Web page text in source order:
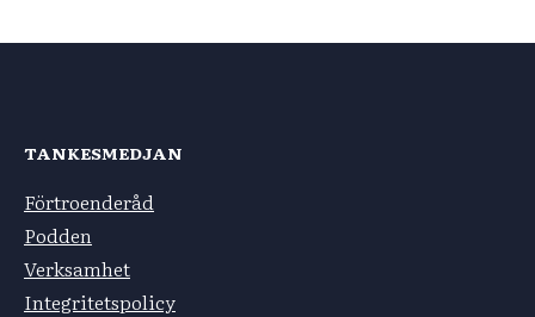
TANKESMEDJAN
Förtroenderåd
Podden
Verksamhet
Integritetspolicy